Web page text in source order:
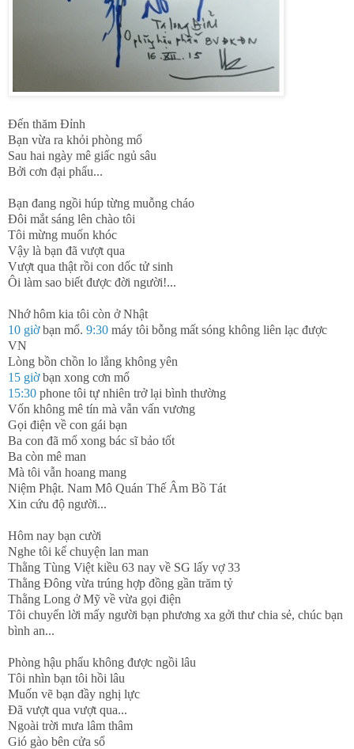
Đến thăm Đỉnh
Bạn vừa ra khỏi phòng mổ
Sau hai ngày mê giấc ngủ sâu
Bởi cơn đại phẩu...
Bạn đang ngồi húp từng muỗng cháo
Đôi mắt sáng lên chào tôi
Tôi mừng muốn khóc
Vậy là bạn đã vượt qua
Vượt qua thật rồi con dốc tử sinh
Ôi làm sao biết được đời người!...
Nhớ hôm kia tôi còn ở Nhật
10 giờbạn mổ. 9:30 máy tôi bỗng mất sóng không liên lạc được
VN
Lòng bồn chồn lo lắng không yên
15 giờbạn xong cơn mổ
15:30 phone tôi tự nhiên trở lại bình thường
Vốn không mê tín mà vẫn vấn vương
Gọi điện về con gái bạn
Ba con đã mổ xong bác sĩ bảo tốt
Ba còn mê man
Mà tôi vẫn hoang mang
Niệm Phật. Nam Mô Quán Thế Âm Bồ Tát
Xin cứu độ người...
Hôm nay bạn cười
Nghe tôi kể chuyện lan man
Thằng Tùng Việt kiều 63 nay về SG lấy vợ 33
Thằng Đông vừa trúng hợp đồng gần trăm tỷ
Thằng Long ở Mỹ về vừa gọi điện
Tôi chuyển lời mấy người bạn phương xa gởi thư chia sẻ, chúc bạn
bình an...
Phòng hậu phẩu không được ngồi lâu
Tôi nhìn bạn tôi hồi lâu
Muốn vẽ bạn đầy nghị lực
Đã vượt qua vượt qua...
Ngoài trời mưa lâm thâm
Gió gào bên cửa sổ